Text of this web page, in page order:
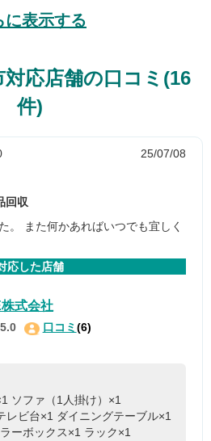
に表示する
応店舗の口コミ(16
件)
25/07/08
回収
。 また何かあればいつでも宜しく
応した店舗
式会社
5.0 口コミ(6)
ソファ（1人掛け）×1
レビ台×1 ダイニングテーブル×1
ーボックス×1 ラック×1